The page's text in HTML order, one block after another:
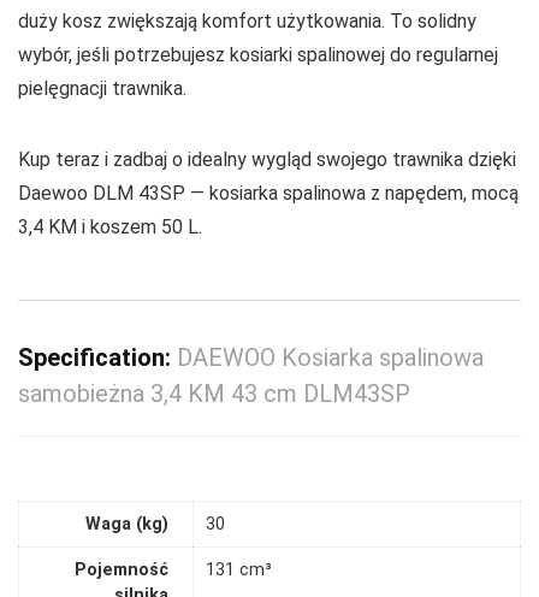
duży kosz zwiększają komfort użytkowania. To solidny
wybór, jeśli potrzebujesz kosiarki spalinowej do regularnej
pielęgnacji trawnika.
Kup teraz i zadbaj o idealny wygląd swojego trawnika dzięki
Daewoo DLM 43SP — kosiarka spalinowa z napędem, mocą
3,4 KM i koszem 50 L.
Specification: DAEWOO Kosiarka spalinowa
samobieżna 3,4 KM 43 cm DLM43SP
Waga (kg) 30
Pojemność
131 cm³